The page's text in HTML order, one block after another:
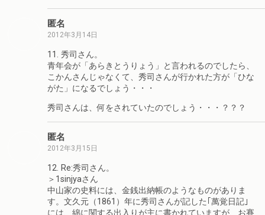
匿名
2012年3月14日
11. 秀司さん。
青年会が「あらきとうりょう」と言われるのでしたら、
こかんさんじゃなくて、秀司さんが行かれた方が「ひな
がた」になるでしょう・・・
秀司さんは、何をされていたのでしょう・・・？？？
匿名
2012年3月15日
12. Re:秀司さん。
＞1sinjyaさん
中山家の史料には、金銭出納帳のようなものがありま
す。文久元（1861）年に秀司さんが記した｢萬覚日記｣
には、綿に関する出入りが主に書かれていますが、お賽